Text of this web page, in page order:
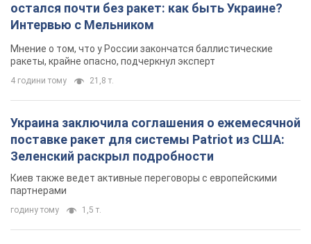
остался почти без ракет: как быть Украине?
Интервью с Мельником
Мнение о том, что у России закончатся баллистические
ракеты, крайне опасно, подчеркнул эксперт
4 години тому 21,8 т.
Украина заключила соглашения о ежемесячной
поставке ракет для системы Patriot из США:
Зеленский раскрыл подробности
Киев также ведет активные переговоры с европейскими
партнерами
годину тому 1,5 т.